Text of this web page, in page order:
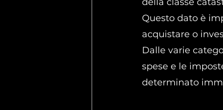
Questo dato è
acquistare o
Dalle varie
spese e le
determinato